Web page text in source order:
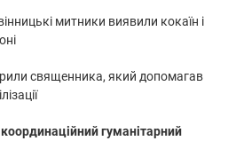
митники виявили кокаїн і
священника, який допомагав
гуманітарний